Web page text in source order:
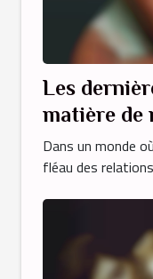
Les
matière de
pimenter
Dans un monde
fléau des